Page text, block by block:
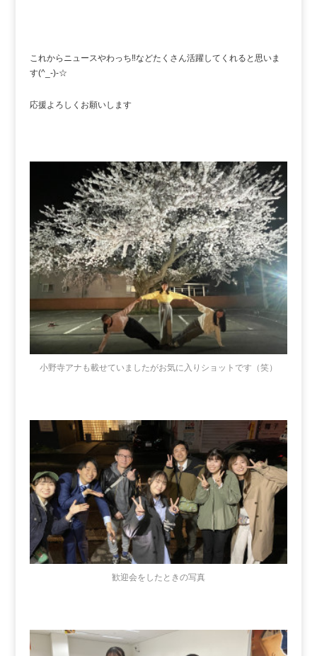
これからニュースやわっち‼などたくさん活躍してくれると思いま
す(^_-)-☆
応援よろしくお願いします
小野寺アナも載せていましたがお気に入りショットです（笑）
歓迎会をしたときの写真